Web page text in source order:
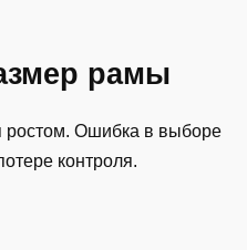
рамы
ростом. Ошибка в выборе
контроля.